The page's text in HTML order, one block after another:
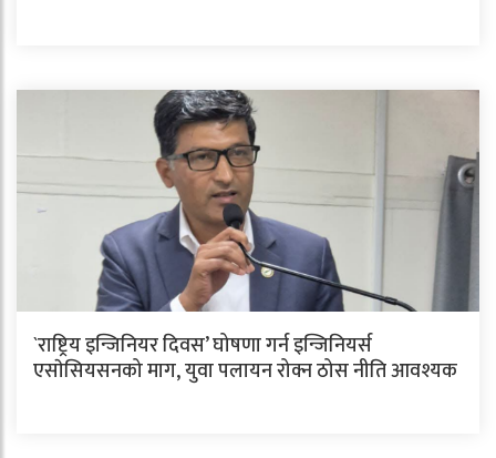
`राष्ट्रिय इन्जिनियर दिवस’ घोषणा गर्न इन्जिनियर्स
एसाेसियसनको माग, युवा पलायन रोक्न ठोस नीति आवश्यक